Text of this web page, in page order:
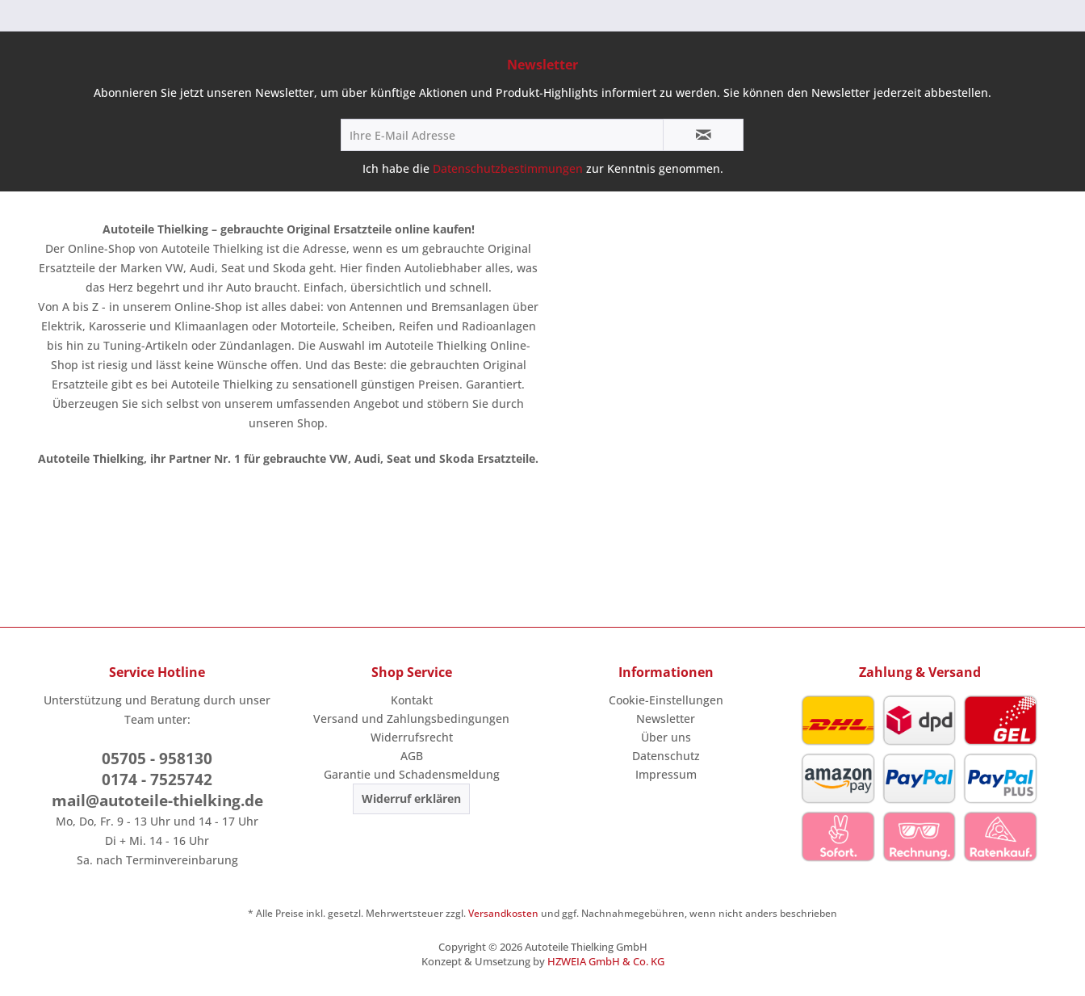
Service Hotline
Unterstützung und Beratung durch unser
Team unter:
05705 - 958130
0174 - 7525742
mail@autoteile-thielking.de
Mo, Do, Fr. 9 - 13 Uhr und 14 - 17 Uhr
Di + Mi. 14 - 16 Uhr
Sa. nach Terminvereinbarung
Shop Service
Kontakt
Versand und Zahlungsbedingungen
Widerrufsrecht
AGB
Garantie und Schadensmeldung
Widerruf erklären
Informationen
Cookie-Einstellungen
Newsletter
Über uns
Datenschutz
Impressum
Zahlung & Versand
Newsletter
Abonnieren Sie jetzt unseren Newsletter, um über künftige Aktionen und Produkt-Highlights informiert zu werden. Sie können den Newsletter jederzeit abbestellen.
Ich habe die Datenschutzbestimmungen zur Kenntnis genommen.
Autoteile Thielking – gebrauchte Original Ersatzteile online kaufen!
Der Online-Shop von Autoteile Thielking ist die Adresse, wenn es um gebrauchte Original
Ersatzteile der Marken VW, Audi, Seat und Skoda geht. Hier finden Autoliebhaber alles, was
das Herz begehrt und ihr Auto braucht. Einfach, übersichtlich und schnell.
Von A bis Z - in unserem Online-Shop ist alles dabei: von Antennen und Bremsanlagen über
Elektrik, Karosserie und Klimaanlagen oder Motorteile, Scheiben, Reifen und Radioanlagen
bis hin zu Tuning-Artikeln oder Zündanlagen. Die Auswahl im Autoteile Thielking Online-
Shop ist riesig und lässt keine Wünsche offen. Und das Beste: die gebrauchten Original
Ersatzteile gibt es bei Autoteile Thielking zu sensationell günstigen Preisen. Garantiert.
Überzeugen Sie sich selbst von unserem umfassenden Angebot und stöbern Sie durch
unseren Shop.
Autoteile Thielking, ihr Partner Nr. 1 für gebrauchte VW, Audi, Seat und Skoda Ersatzteile.
* Alle Preise inkl. gesetzl. Mehrwertsteuer zzgl.Versandkosten und ggf. Nachnahmegebühren, wenn nicht anders beschrieben
Copyright © 2026 Autoteile Thielking GmbH
Konzept & Umsetzung by HZWEIA GmbH & Co. KG